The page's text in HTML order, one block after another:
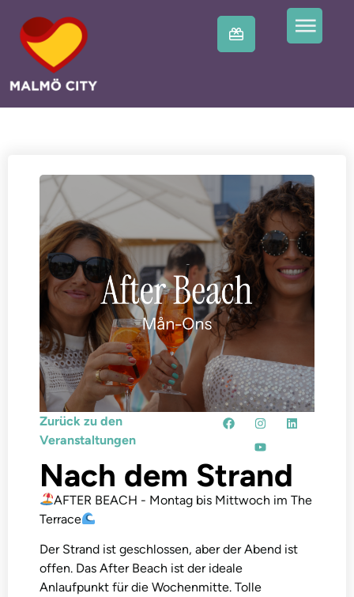
Zurück zu den
Veranstaltungen
Nach dem Strand
AFTER BEACH - Montag bis Mittwoch im The
Terrace
Der Strand ist geschlossen, aber der Abend ist
offen. Das After Beach ist der ideale
Anlaufpunkt für die Wochenmitte. Tolle